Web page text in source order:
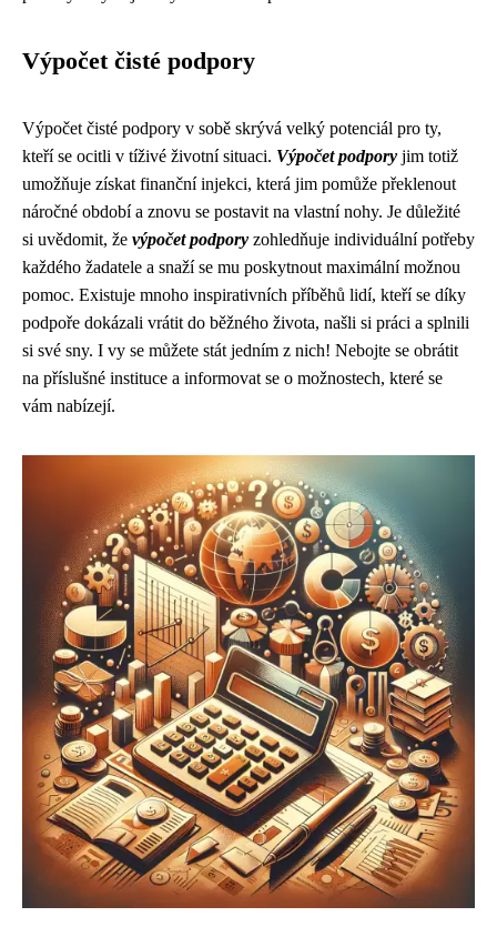
Výpočet čisté podpory
Výpočet čisté podpory v sobě skrývá velký potenciál pro ty,
kteří se ocitli v tíživé životní situaci. Výpočet podpory jim totiž
umožňuje získat finanční injekci, která jim pomůže překlenout
náročné období a znovu se postavit na vlastní nohy. Je důležité
si uvědomit, že výpočet podpory zohledňuje individuální potřeby
každého žadatele a snaží se mu poskytnout maximální možnou
pomoc. Existuje mnoho inspirativních příběhů lidí, kteří se díky
podpoře dokázali vrátit do běžného života, našli si práci a splnili
si své sny. I vy se můžete stát jedním z nich! Nebojte se obrátit
na příslušné instituce a informovat se o možnostech, které se
vám nabízejí.